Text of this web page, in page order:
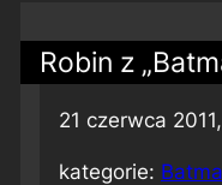
Robin z
21 czerwca
kategorie: